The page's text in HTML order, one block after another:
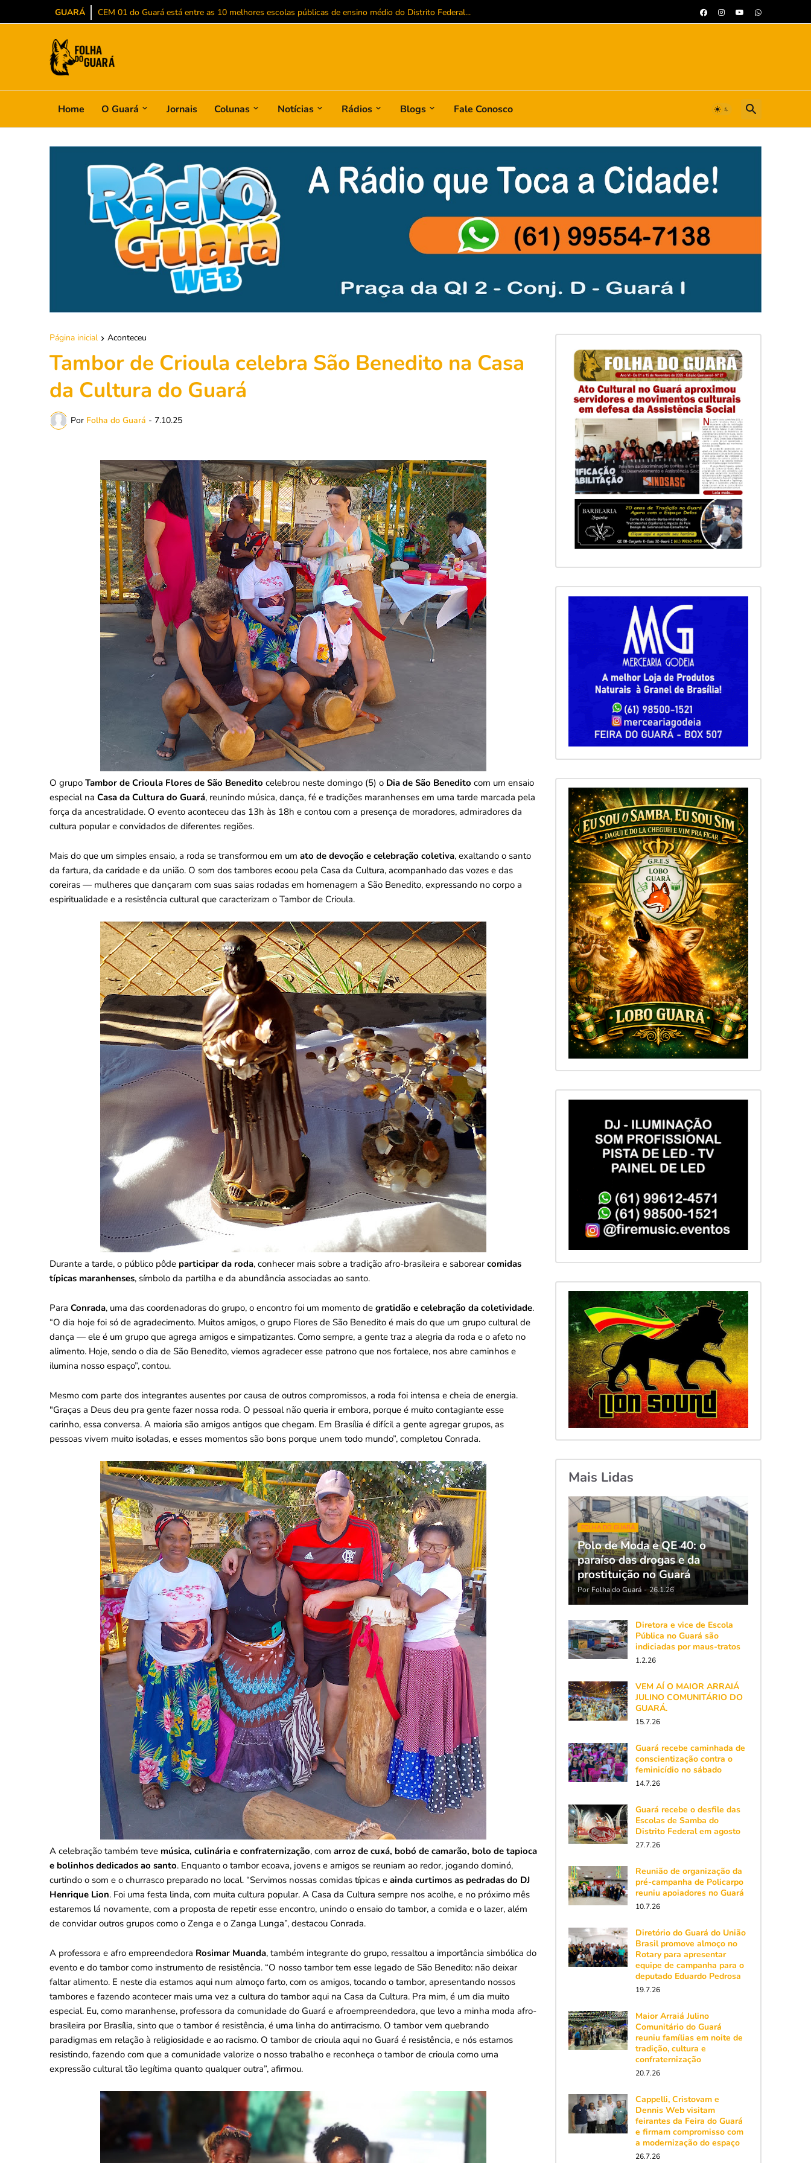
GUARÁ CEM 01 do Guará está entre as 10 melhores escolas públicas de ensino médio do Distrito Federal...
Home O Guará Jornais Colunas Notícias Rádios Blogs Fale Conosco
Página inicial Aconteceu
Tambor de Crioula celebra São Benedito na Casa
da Cultura do Guará
Por Folha do Guará - 7.10.25
O grupo Tambor de Crioula Flores de São Benedito celebrou neste domingo (5) o Dia de São Benedito com um ensaio
especial na Casa da Cultura do Guará, reunindo música, dança, fé e tradições maranhenses em uma tarde marcada pela
força da ancestralidade. O evento aconteceu das 13h às 18h e contou com a presença de moradores, admiradores da
cultura popular e convidados de diferentes regiões.
Mais do que um simples ensaio, a roda se transformou em um ato de devoção e celebração coletiva, exaltando o santo
da fartura, da caridade e da união. O som dos tambores ecoou pela Casa da Cultura, acompanhado das vozes e das
coreiras — mulheres que dançaram com suas saias rodadas em homenagem a São Benedito, expressando no corpo a
espiritualidade e a resistência cultural que caracterizam o Tambor de Crioula.
Durante a tarde, o público pôde participar da roda, conhecer mais sobre a tradição afro-brasileira e saborearcomidas
típicas maranhenses, símbolo da partilha e da abundância associadas ao santo.
Para Conrada, uma das coordenadoras do grupo, o encontro foi um momento de gratidão e celebração da coletividade.
“O dia hoje foi só de agradecimento. Muitos amigos, o grupo Flores de São Benedito é mais do que um grupo cultural de
dança — ele é um grupo que agrega amigos e simpatizantes. Como sempre, a gente traz a alegria da roda e o afeto no
alimento. Hoje, sendo o dia de São Benedito, viemos agradecer esse patrono que nos fortalece, nos abre caminhos e
ilumina nosso espaço”, contou.
Mesmo com parte dos integrantes ausentes por causa de outros compromissos, a roda foi intensa e cheia de energia.
"Graças a Deus deu pra gente fazer nossa roda. O pessoal não queria ir embora, porque é muito contagiante esse
carinho, essa conversa. A maioria são amigos antigos que chegam. Em Brasília é difícil a gente agregar grupos, as
pessoas vivem muito isoladas, e esses momentos são bons porque unem todo mundo”, completou Conrada.
A celebração também teve música, culinária e confraternização, com arroz de cuxá, bobó de camarão, bolo de tapioca
e bolinhos dedicados ao santo. Enquanto o tambor ecoava, jovens e amigos se reuniam ao redor, jogando dominó,
curtindo o som e o churrasco preparado no local. “Servimos nossas comidas típicas e ainda curtimos as pedradas do DJ
Henrique Lion. Foi uma festa linda, com muita cultura popular. A Casa da Cultura sempre nos acolhe, e no próximo mês
estaremos lá novamente, com a proposta de repetir esse encontro, unindo o ensaio do tambor, a comida e o lazer, além
de convidar outros grupos como o Zenga e o Zanga Lunga”, destacou Conrada.
A professora e afro empreendedora Rosimar Muanda, também integrante do grupo, ressaltou a importância simbólica do
evento e do tambor como instrumento de resistência. “O nosso tambor tem esse legado de São Benedito: não deixar
faltar alimento. E neste dia estamos aqui num almoço farto, com os amigos, tocando o tambor, apresentando nossos
tambores e fazendo acontecer mais uma vez a cultura do tambor aqui na Casa da Cultura. Pra mim, é um dia muito
especial. Eu, como maranhense, professora da comunidade do Guará e afroempreendedora, que levo a minha moda afro-
brasileira por Brasília, sinto que o tambor é resistência, é uma linha do antirracismo. O tambor vem quebrando
paradigmas em relação à religiosidade e ao racismo. O tambor de crioula aqui no Guará é resistência, e nós estamos
resistindo, fazendo com que a comunidade valorize o nosso trabalho e reconheça o tambor de crioula como uma
expressão cultural tão legítima quanto qualquer outra”, afirmou.
Mais Lidas
FOLHA DO GUARÁ
Polo de Moda e QE 40: o
paraíso das drogas e da
prostituição no Guará
Por Folha do Guará - 26.1.26
Diretora e vice de Escola
Pública no Guará são
indiciadas por maus-tratos
1.2.26
VEM AÍ O MAIOR ARRAIÁ
JULINO COMUNITÁRIO DO
GUARÁ.
15.7.26
Guará recebe caminhada de
conscientização contra o
feminicídio no sábado
14.7.26
Guará recebe o desfile das
Escolas de Samba do
Distrito Federal em agosto
27.7.26
Reunião de organização da
pré-campanha de Policarpo
reuniu apoiadores no Guará
10.7.26
Diretório do Guará do União
Brasil promove almoço no
Rotary para apresentar
equipe de campanha para o
deputado Eduardo Pedrosa
19.7.26
Maior Arraiá Julino
Comunitário do Guará
reuniu famílias em noite de
tradição, cultura e
confraternização
20.7.26
Cappelli, Cristovam e
Dennis Web visitam
feirantes da Feira do Guará
e firmam compromisso com
a modernização do espaço
26.7.26